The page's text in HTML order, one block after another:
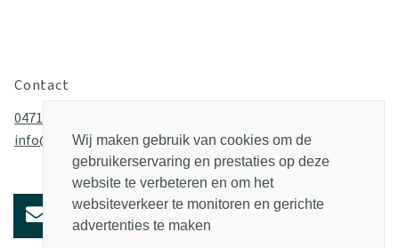
Wij maken gebruik van cookies om de
gebruikerservaring en prestaties op deze
website te verbeteren en om het
websiteverkeer te monitoren en gerichte
advertenties te maken
Contact
0471/23 24 25
info@2b2c.be